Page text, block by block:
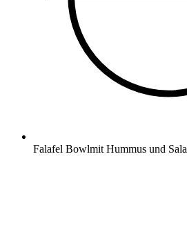
Falafel Bowlmit Hummus und